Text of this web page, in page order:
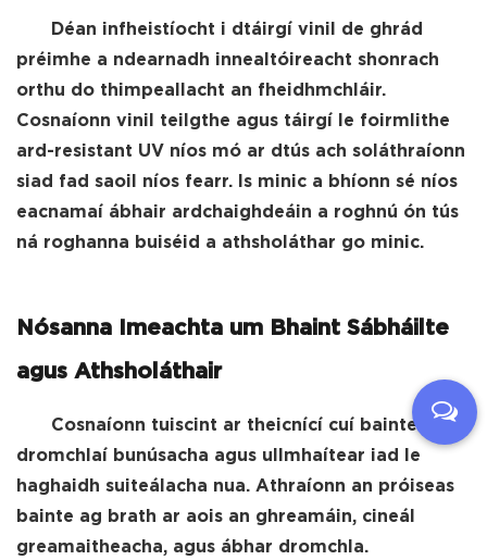
Déan infheistíocht i dtáirgí vinil de ghrád
préimhe a ndearnadh innealtóireacht shonrach
orthu do thimpeallacht an fheidhmchláir.
Cosnaíonn vinil teilgthe agus táirgí le foirmlithe
ard-resistant UV níos mó ar dtús ach soláthraíonn
siad fad saoil níos fearr. Is minic a bhíonn sé níos
eacnamaí ábhair ardchaighdeáin a roghnú ón tús
ná roghanna buiséid a athsholáthar go minic.
Nósanna Imeachta um Bhaint Sábháilte
agus Athsholáthair
Cosnaíonn tuiscint ar theicnící cuí bainte
dromchlaí bunúsacha agus ullmhaítear iad le
haghaidh suiteálacha nua. Athraíonn an próiseas
bainte ag brath ar aois an ghreamáin, cineál
greamaitheacha, agus ábhar dromchla.